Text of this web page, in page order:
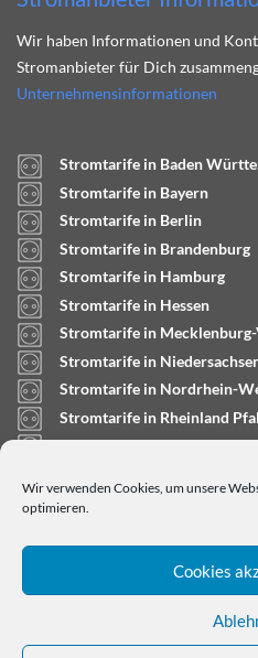
Wir verwenden Cookies, um unsere
optimieren.
Cookies
Wir haben Informationen und
Stromanbieter für Dich
Unternehmensinformationen
Stromtarife in Baden
Stromtarife in Bayern
Stromtarife in Berlin
Stromtarife in Brandenburg
Stromtarife in Hamburg
Stromtarife in Hessen
Stromtarife in
Stromtarife in
Stromtarife in Nordrhein-
Stromtarife in Rheinland
Stromtarife in Saarland
Stromtarife in Schleswig-